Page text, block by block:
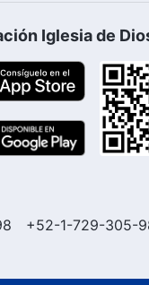
Iglesia de
+52-1-729-305-